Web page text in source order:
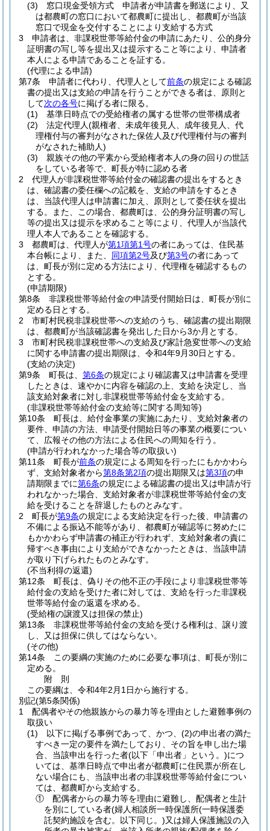
(3)
窓口現金受領方式 申請者が申請書を郵送により、又
は都農町の窓口において都農町に提出し、都農町が当該
窓口で現金を交付することにより支給する方式
3
申請者は、非課税世帯等給付金の申請にあたり、公的身分
証明書の写し等を提出又は提示すること等により、申請者
本人による申請であることを証する。
(代理による申請)
第7条
申請者に代わり、代理人として前条の規定による確認
書の提出又は支給の申請を行うことができる者は、原則と
して次の各号に掲げる者に限る。
(1)
基準日時点での受給権者の属する世帯の世帯構成者
(2)
法定代理人(親権者、未成年後見人、成年後見人、代
理権付与の審判がなされた保佐人及び代理権付与の審判
がなされた補助人)
(3)
親族その他の平素から受給権者本人の身の回りの世話
をしている者等で、町長が特に認める者
2
代理人が非課税世帯等給付金の確認書の提出をするとき
は、確認書の委任欄への記載を、支給の申請をするとき
は、当該代理人は申請書に加え、原則として委任状を提出
する。
また、この場合、都農町は、公的身分証明書の写し
等の提出又は提示を求めること等により、代理人が当該代
理人本人であることを確認する。
3
都農町は、代理人が第1項第1号の者にあっては、住民基
本台帳により、また、 同項第2号及び第3号の者にあって
は、町長が別に定める方法により、代理権を確認するもの
とする。
(申請期限)
第8条
非課税世帯等給付金の申請受付開始日は、町長が別に
定める日とする。
2
市町村民税非課税世帯への支給のうち、確認書の提出期限
は、都農町が当該確認書を発出した日から3か月とする。
3
市町村民税非課税世帯への支給及び家計急変世帯への支給
に関する申請書の提出期限は、令和4年9月30日とする。
(支給の決定)
第9条
町長は、 第6条の規定により確認書又は申請書を受理
したときは、速やかに内容を確認の上、支給を決定し、当
該支給対象者に対し非課税世帯等給付金を支給する。
(非課税世帯等給付金の支給等に関する周知等)
第10条
町長は、給付金事業の実施にあたり、支給対象者の
要件、申請の方法、申請受付開始日等の事業の概要につい
て、広報その他の方法による住民への周知を行う。
(申請が行われなかった場合等の取扱い)
第11条
町長が前条の規定による周知を行ったにもかかわら
ず、支給対象者から第8条第2項の提出期限又は第3項の申
請期限までに第6条の規定による確認書の提出又は申請が行
われなかった場合、支給対象者が非課税世帯等給付金の支
給を受けることを辞退したものとみなす。
2
町長が第9条の規定による支給決定を行った後、申請書の
不備による振込不能等があり、都農町が確認等に努めたに
もかかわらず申請書の補正が行われず、支給対象者の責に
帰すべき事由により支給ができなかったときは、当該申請
が取り下げられたものとみなす。
(不当利得の返還)
第12条
町長は、偽りその他不正の手段により非課税世帯等
給付金の支給を受けた者に対しては、支給を行った非課税
世帯等給付金の返還を求める。
(受給権の譲渡又は担保の禁止)
第13条
非課税世帯等給付金の支給を受ける権利は、譲り渡
し、又は担保に供してはならない。
(その他)
第14条
この要綱の実施のために必要な事項は、町長が別に
定める。
附 則
この要綱は、令和4年2月1日から施行する。
別記(第5条関係)
1 配偶者やその他親族からの暴力等を理由とした避難事例の
取扱い
(1) 以下に掲げる事例であって、かつ、(2)の申出者の満た
すべき一定の要件を満たしており、その旨を申し出た場
合、当該申出を行った者(以下「申出者」という。)につ
いては、基準日時点で申出者が都農町に住民票が所在し
ない場合にも、当該申出者の非課税世帯等給付金につい
ては、都農町から支給する。
① 配偶者からの暴力等を理由に避難し、配偶者と生計
を別にしている者(婦人相談所一時保護所(一時保護委
託契約施設を含む。以下同じ。)又は婦人保護施設の入